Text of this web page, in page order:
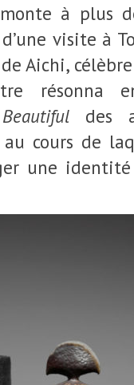
à plus
visite à
Aichi,
des
cours de
une